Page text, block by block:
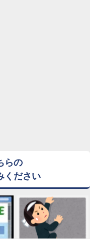
らの
ください